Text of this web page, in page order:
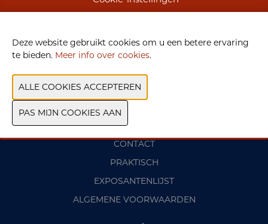
CONTACT
PRAKTISCH
EXPOSANTENLIJST
ALGEMENE VOORWAARDEN
Deze website gebruikt cookies om u een betere ervaring
te bieden. Meer info over cookies.